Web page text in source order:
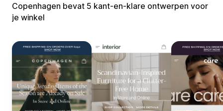
Copenhagen bevat 5 kant-en-klare ontwerpen voor
je winkel